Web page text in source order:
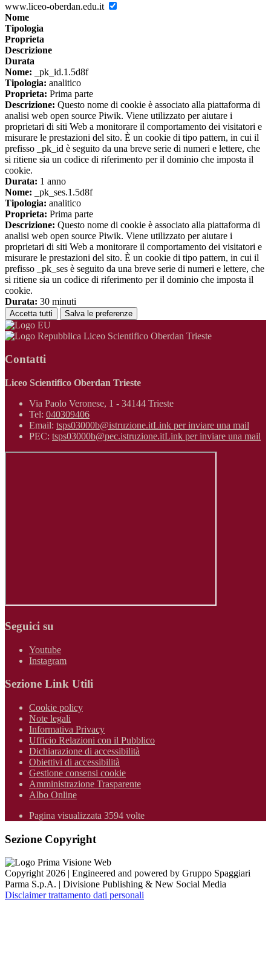
www.liceo-oberdan.edu.it
Nome
Tipologia
Proprieta
Descrizione
Durata
Nome: _pk_id.1.5d8f
Tipologia: analitico
Proprieta: Prima parte
Descrizione: Questo nome di cookie è associato alla piattaforma di
analisi web open source Piwik. Viene utilizzato per aiutare i
proprietari di siti Web a monitorare il comportamento dei visitatori e
misurare le prestazioni del sito. È un cookie di tipo pattern, in cui il
prefisso _pk_id è seguito da una breve serie di numeri e lettere, che
si ritiene sia un codice di riferimento per il dominio che imposta il
cookie.
Durata: 1 anno
Nome: _pk_ses.1.5d8f
Tipologia: analitico
Proprieta: Prima parte
Descrizione: Questo nome di cookie è associato alla piattaforma di
analisi web open source Piwik. Viene utilizzato per aiutare i
proprietari di siti Web a monitorare il comportamento dei visitatori e
misurare le prestazioni del sito. È un cookie di tipo pattern, in cui il
prefisso _pk_ses è seguito da una breve serie di numeri e lettere, che
si ritiene sia un codice di riferimento per il dominio che imposta il
cookie.
Durata: 30 minuti
Accetta tutti Salva le preferenze
Liceo Scientifico Oberdan Trieste
Contatti
Liceo Scientifico Oberdan Trieste
Via Paolo Veronese, 1 - 34144 Trieste
Tel: 040309406
Email: tsps03000b@istruzione.itLink per inviare una mail
PEC: tsps03000b@pec.istruzione.itLink per inviare una mail
Seguici su
Youtube
Instagram
Sezione Link Utili
Cookie policy
Note legali
Informativa Privacy
Ufficio Relazioni con il Pubblico
Dichiarazione di accessibilità
Obiettivi di accessibilità
Gestione consensi cookie
Amministrazione Trasparente
Albo Online
Pagina visualizzata 3594 volte
Sezione Copyright
Copyright 2026 | Engineered and powered by Gruppo Spaggiari
Parma S.p.A. | Divisione Publishing & New Social Media
Disclaimer trattamento dati personali